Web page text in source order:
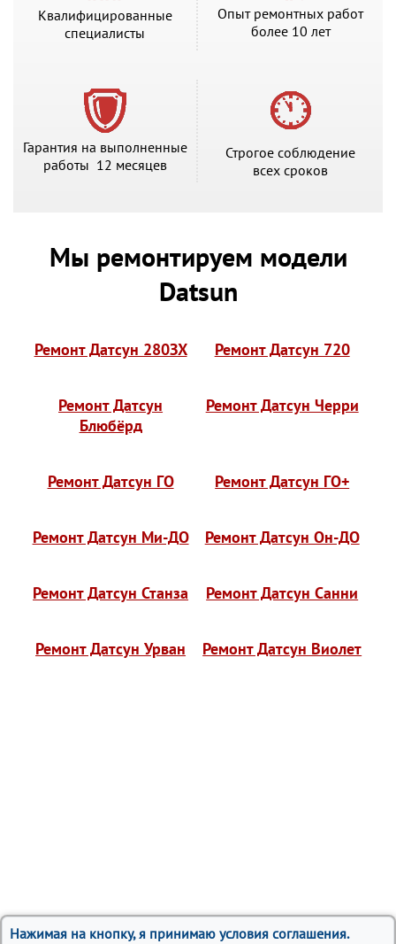
Нажимая на кнопку, я принимаю условия соглашения.
Квалифицированные
специалисты
Опыт ремонтных работ
более 10 лет
Гарантия на выполненные
работы 12 месяцев
Строгое соблюдение
всех сроков
Мы ремонтируем модели
Datsun
Ремонт Датсун 280ЗХ Ремонт Датсун 720
Ремонт Датсун
Блюбёрд
Ремонт Датсун Черри
Ремонт Датсун ГО Ремонт Датсун ГО+
Ремонт Датсун Ми-ДО Ремонт Датсун Он-ДО
Ремонт Датсун Станза Ремонт Датсун Санни
Ремонт Датсун Урван Ремонт Датсун Виолет